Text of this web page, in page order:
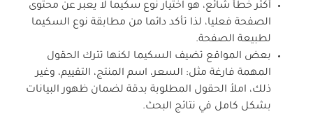
أكثر خطأ شائع، هو اختيار نوع سكيما لا يعبر عن محتوى
الصفحة فعليا، لذا تأكد دائما من مطابقة نوع السكيما
لطبيعة الصفحة.
بعض المواقع تضيف السكيما لكنها تترك الحقول
المهمة فارغة مثل: السعر، اسم المنتج، التقييم، وغير
ذلك، املأ الحقول المطلوبة بدقة لضمان ظهور البيانات
بشكل كامل في نتائج البحث.